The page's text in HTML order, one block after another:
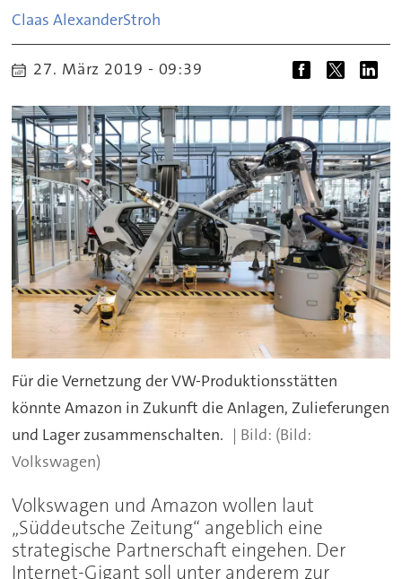
Claas AlexanderStroh
27. März 2019 - 09:39
Für die Vernetzung der VW-Produktionsstätten
könnte Amazon in Zukunft die Anlagen, Zulieferungen
und Lager zusammenschalten.
(Bild:
Volkswagen)
Volkswagen und Amazon wollen laut
„Süddeutsche Zeitung“ angeblich eine
strategische Partnerschaft eingehen. Der
Internet-Gigant soll unter anderem zur